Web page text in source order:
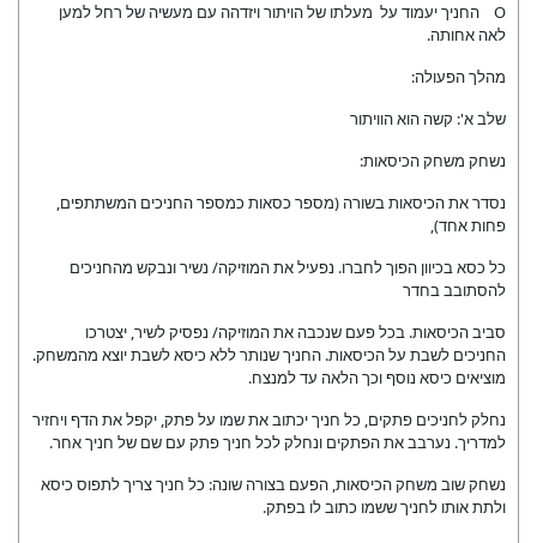
O החניך יעמוד על מעלתו של הויתור ויזדהה עם מעשיה של רחל למען
לאה אחותה.
מהלך הפעולה:
שלב א': קשה הוא הוויתור
נשחק משחק הכיסאות:
נסדר את הכיסאות בשורה (מספר כסאות כמספר החניכים המשתתפים,
פחות אחד),
כל כסא בכיוון הפוך לחברו. נפעיל את המוזיקה/ נשיר ונבקש מהחניכים
להסתובב בחדר
סביב הכיסאות. בכל פעם שנכבה את המוזיקה/ נפסיק לשיר, יצטרכו
החניכים לשבת על הכיסאות. החניך שנותר ללא כיסא לשבת יוצא מהמשחק.
מוציאים כיסא נוסף וכך הלאה עד למנצח.
נחלק לחניכים פתקים, כל חניך יכתוב את שמו על פתק, יקפל את הדף ויחזיר
למדריך. נערבב את הפתקים ונחלק לכל חניך פתק עם שם של חניך אחר.
נשחק שוב משחק הכיסאות, הפעם בצורה שונה: כל חניך צריך לתפוס כיסא
ולתת אותו לחניך ששמו כתוב לו בפתק.